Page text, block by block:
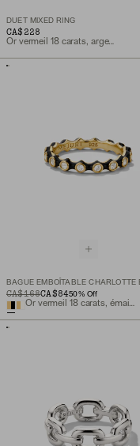
DUET MIXED RING
CA$228
Or vermeil 18 carats, argent sterling
ORIGINAL PRICE
CA$168
SALE PRICECA$8450% Off
Or vermeil 18 carats, émail noir, saphir blanc de laboratoire